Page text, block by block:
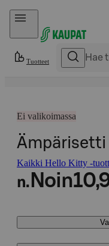
Hyppää sisältöön
Tuotteet
Ei valikoimassa
Kaikki Hello Kitty -
n. Noin